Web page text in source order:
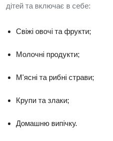
дітей та включає в себе:
Свіжі овочі та фрукти;
Молочні продукти;
М'ясні та рибні страви;
Крупи та злаки;
Домашню випічку.